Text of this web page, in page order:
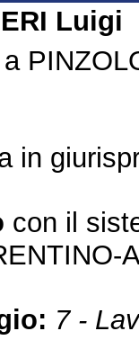
Luigi
a
in
con il
7 -